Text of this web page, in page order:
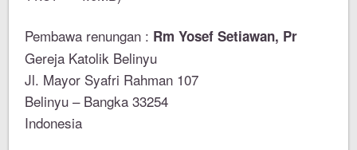
Pembawa renungan : Rm Yosef Setiawan, Pr
Gereja Katolik Belinyu
Jl. Mayor Syafri Rahman 107
Belinyu – Bangka 33254
Indonesia